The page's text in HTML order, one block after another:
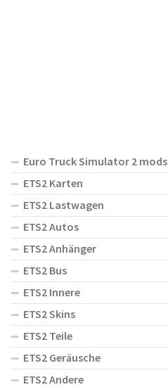
Euro Truck Simulator 2 mods
ETS2 Karten
ETS2 Lastwagen
ETS2 Autos
ETS2 Anhänger
ETS2 Bus
ETS2 Innere
ETS2 Skins
ETS2 Teile
ETS2 Geräusche
ETS2 Andere